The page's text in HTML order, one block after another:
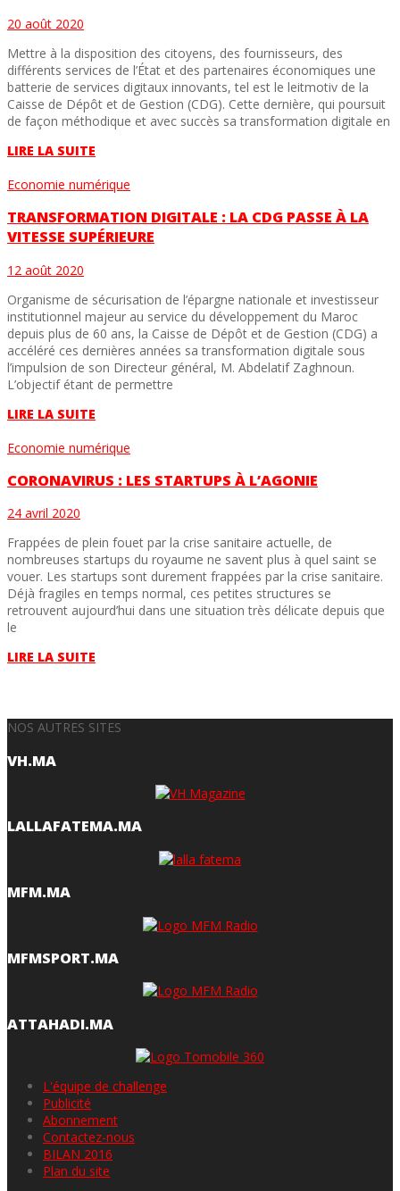
20 août 2020
Mettre à la disposition des citoyens, des fournisseurs, des
différents services de l’État et des partenaires économiques une
batterie de services digitaux innovants, tel est le leitmotiv de la
Caisse de Dépôt et de Gestion (CDG). Cette dernière, qui poursuit
de façon méthodique et avec succès sa transformation digitale en
LIRE LA SUITE
Economie numérique
TRANSFORMATION DIGITALE : LA CDG PASSE À LA
VITESSE SUPÉRIEURE
12 août 2020
Organisme de sécurisation de l’épargne nationale et investisseur
institutionnel majeur au service du développement du Maroc
depuis plus de 60 ans, la Caisse de Dépôt et de Gestion (CDG) a
accéléré ces dernières années sa transformation digitale sous
l’impulsion de son Directeur général, M. Abdelatif Zaghnoun.
L’objectif étant de permettre
LIRE LA SUITE
Economie numérique
CORONAVIRUS : LES STARTUPS À L’AGONIE
24 avril 2020
Frappées de plein fouet par la crise sanitaire actuelle, de
nombreuses startups du royaume ne savent plus à quel saint se
vouer. Les startups sont durement frappées par la crise sanitaire.
Déjà fragiles en temps normal, ces petites structures se
retrouvent aujourd’hui dans une situation très délicate depuis que
le
LIRE LA SUITE
NOS AUTRES SITES
VH.MA
LALLAFATEMA.MA
MFM.MA
MFMSPORT.MA
ATTAHADI.MA
L'équipe de challenge
Publicité
Abonnement
Contactez-nous
BILAN 2016
Plan du site